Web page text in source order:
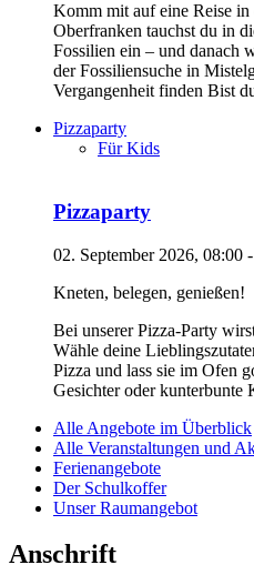
Komm mit auf eine Reise
Oberfranken tauchst du in
Fossilien ein – und danach
der Fossiliensuche in
Vergangenheit finden Bist
Pizzaparty
Für Kids
Pizzaparty
02. September 2026, 08:00
Kneten, belegen, genießen!
Bei unserer Pizza-Party
Wähle deine
Pizza und lass sie im Ofen
Gesichter oder
Alle Angebote im Überblick
Alle Veranstaltungen und
Ferienangebote
Der Schulkoffer
Unser Raumangebot
Anschrift